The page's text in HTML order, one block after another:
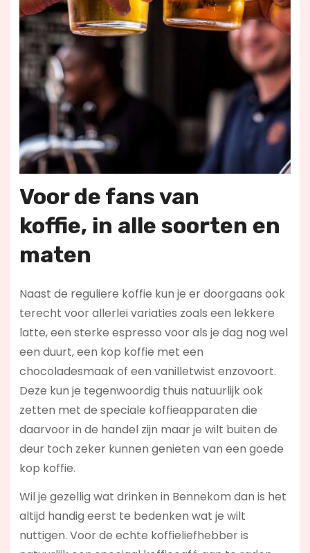
Voor de fans van
koffie, in alle soorten en
maten
Naast de reguliere koffie kun je er doorgaans ook
terecht voor allerlei variaties zoals een lekkere
latte, een sterke espresso voor als je dag nog wel
een duurt, een kop koffie met een
chocoladesmaak of een vanilletwist enzovoort.
Deze kun je tegenwoordig thuis natuurlijk ook
zetten met de speciale koffieapparaten die
daarvoor in de handel zijn maar je wilt buiten de
deur toch zeker kunnen genieten van een goede
kop koffie.
Wil je gezellig wat drinken in Bennekom dan is het
altijd handig eerst te bedenken wat je wilt
nuttigen. Voor de echte koffieliefhebber is